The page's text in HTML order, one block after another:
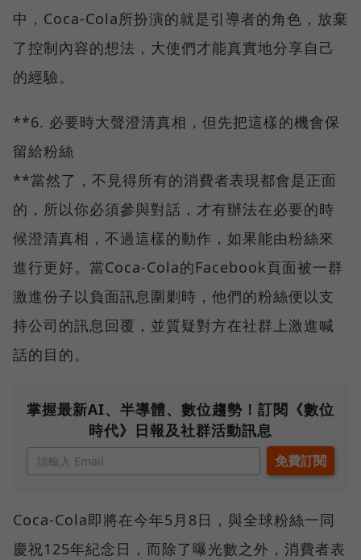
中，Coca-Cola所扮演的就是引導者的角色，放棄
了控制內容的想法，大使們才能真實地分享自己
的經驗。
**6. 必要時大聲澄清真相，但先把這樣的機會保
留給粉絲
**當然了，不見得所有的消費者表現都會是正面
的，所以你必須參與對話，才有辦法在必要的時
候澄清真相，不過這樣的動作，如果能由粉絲來
進行更好。當Coca-Cola的Facebook頁面被一群
激進份子以負面訊息圍剿時，他們的粉絲便以支
持公司的訊息回覆，並質疑對方在社群上激進喊
話的目的。
掌握最新AI、半導體、數位趨勢！訂閱《數位
時代》日報及社群活動訊息
Coca-Cola即將在今年5月8日，與全球粉絲一同
慶祝125年紀念日，而除了曝光數之外，消費者表